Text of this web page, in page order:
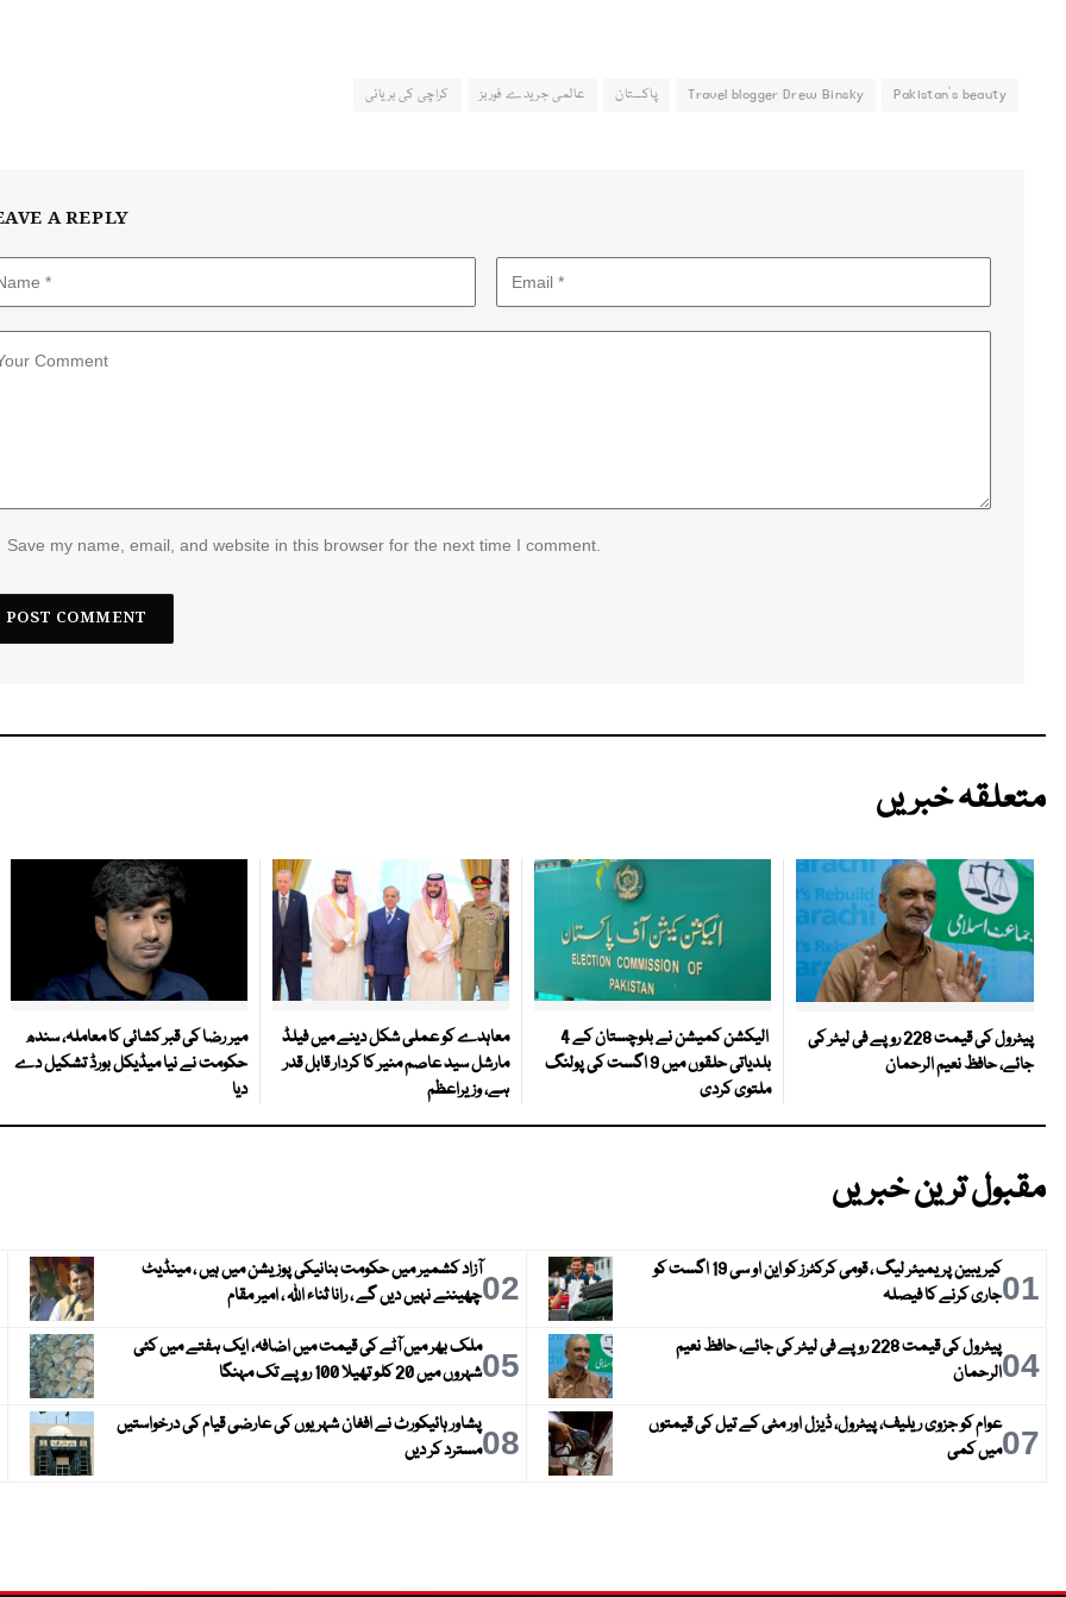
Pakistan's beauty
Travel blogger Drew Binsky پاکستان عالمی جریدے فوربز کراچی کی بریانی
A REPLY
Save my name, email, and website in this browser for the next time I comment.
متعلقہ خبریں
پیٹرول کی قیمت 228 روپے فی لیٹر کی
جائے، حافظ نعیم الرحمان
الیکشن کمیشن نے بلوچستان کے 4
بلدیاتی حلقوں میں 9 اگست کی پولنگ
ملتوی کردی
معاہدے کو عملی شکل دینے میں فیلڈ
مارشل سید عاصم منیر کا کردار قابل قدر
ہے، وزیراعظم
میر رضا کی قبر کشائی کا معاملہ، سندھ
حکومت نے نیا میڈیکل بورڈ تشکیل دے
دیا
مقبول ترین خبریں
01
کیریبین پریمیئر لیگ ، قومی کرکٹرز کو این او سی 19 اگست کو
جاری کرنے کا فیصلہ
02آزاد کشمیر میں حکومت بنانیکی پوزیشن میں ہیں ، مینڈیٹ
چھیننے نہیں دیں گے ، رانا ثناء اللہ ، امیر مقام
04
پیٹرول کی قیمت 228 روپے فی لیٹر کی جائے، حافظ نعیم
الرحمان
05ملک بھر میں آٹے کی قیمت میں اضافہ، ایک ہفتے میں کئی
شہروں میں 20 کلو تھیلا 100 روپے تک مہنگا
07عوام کو جزوی ریلیف، پیٹرول، ڈیزل اور مٹی کے تیل کی قیمتوں
میں کمی
08پشاور ہائیکورٹ نے افغان شہریوں کی عارضی قیام کی درخواستیں
مسترد کر دیں